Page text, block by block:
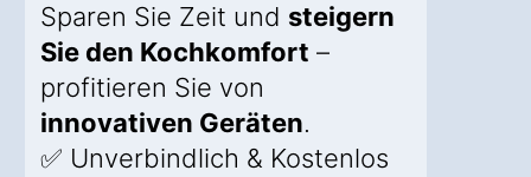
Sparen Sie Zeit und steigern
Sie den Kochkomfort –
profitieren Sie von
innovativen Geräten.
✅ Unverbindlich & Kostenlos